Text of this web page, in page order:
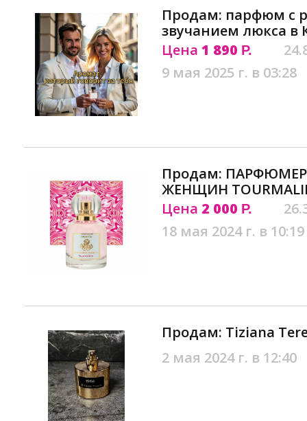
Продам: парфюм с
звучанием люкса в
Цена 1 890 Р.
9 мая 2025 г. в 03:28
Продам:
ЖЕНЩИН
Цена 2 000 Р.
18 мая 2024 г. в 10:19
Продам: Tiziana
2 мая 2024 г. в 12:40